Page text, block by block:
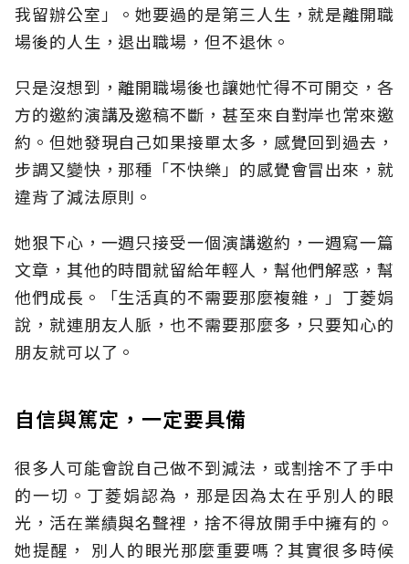
我留辦公室」。她要過的是第三人生，就是離開職
場後的人生，退出職場，但不退休。
只是沒想到，離開職場後也讓她忙得不可開交，各
方的邀約演講及邀稿不斷，甚至來自對岸也常來邀
約。但她發現自己如果接單太多，感覺回到過去，
步調又變快，那種「不快樂」的感覺會冒出來，就
違背了減法原則。
她狠下心，一週只接受一個演講邀約，一週寫一篇
文章，其他的時間就留給年輕人，幫他們解惑，幫
他們成長。「生活真的不需要那麼複雜，」丁菱娟
說，就連朋友人脈，也不需要那麼多，只要知心的
朋友就可以了。
自信與篤定，一定要具備
很多人可能會說自己做不到減法，或割捨不了手中
的一切。丁菱娟認為，那是因為太在乎別人的眼
光，活在業績與名聲裡，捨不得放開手中擁有的。
她提醒， 別人的眼光那麼重要嗎？其實很多時候